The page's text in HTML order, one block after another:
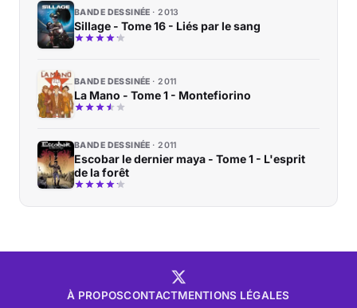
BANDE DESSINÉE 2013
Sillage - Tome 16 - Liés par le sang
BANDE DESSINÉE 2011
La Mano - Tome 1 - Montefiorino
BANDE DESSINÉE 2011
Escobar le dernier maya - Tome 1 - L'esprit
de la forêt
À PROPOSCONTACTMENTIONS LÉGALES